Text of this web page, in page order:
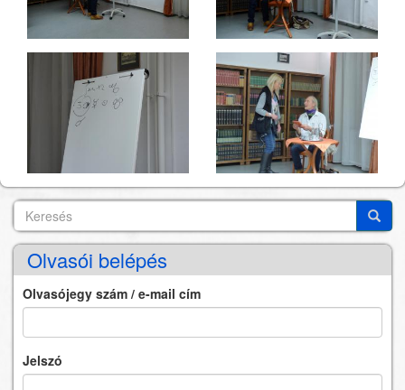
Search
Keresés
Olvasói belépés
Olvasójegy szám / e-mail cím
Jelszó